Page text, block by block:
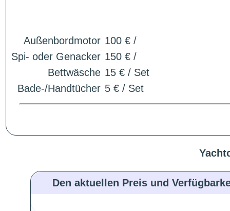
Außenbordmotor 100 € /
Spi- oder Genacker 150 € /
Bettwäsche 15 € / Set
Bade-/Handtücher 5 € / Set
Den aktuellen Preis und